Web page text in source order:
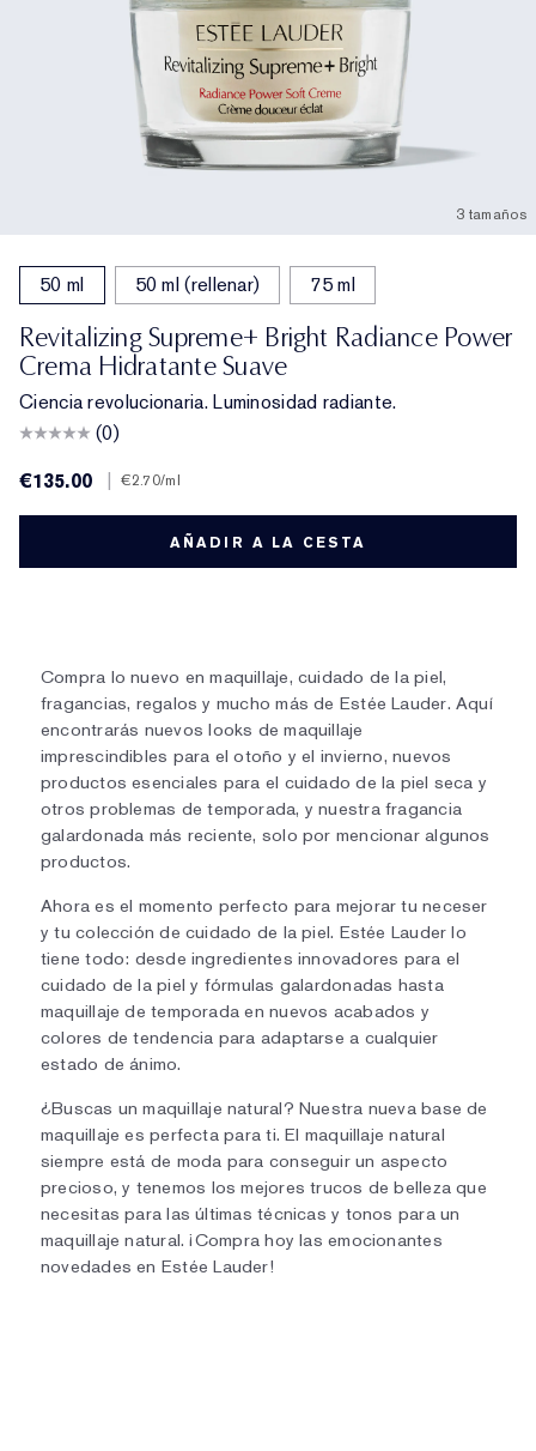
3 tamaños
50 ml 50 ml (rellenar) 75 ml
Revitalizing Supreme+ Bright Radiance Power
Crema Hidratante Suave
Ciencia revolucionaria. Luminosidad radiante.
(0)
€135.00
€2.70/ml
AÑADIR A LA CESTA
Compra lo nuevo en maquillaje, cuidado de la piel,
fragancias, regalos y mucho más de Estée Lauder. Aquí
encontrarás nuevos looks de maquillaje
imprescindibles para el otoño y el invierno, nuevos
productos esenciales para el cuidado de la piel seca y
otros problemas de temporada, y nuestra fragancia
galardonada más reciente, solo por mencionar algunos
productos.
Ahora es el momento perfecto para mejorar tu neceser
y tu colección de cuidado de la piel. Estée Lauder lo
tiene todo: desde ingredientes innovadores para el
cuidado de la piel y fórmulas galardonadas hasta
maquillaje de temporada en nuevos acabados y
colores de tendencia para adaptarse a cualquier
estado de ánimo.
¿Buscas un maquillaje natural? Nuestra nueva base de
maquillaje es perfecta para ti. El maquillaje natural
siempre está de moda para conseguir un aspecto
precioso, y tenemos los mejores trucos de belleza que
necesitas para las últimas técnicas y tonos para un
maquillaje natural. ¡Compra hoy las emocionantes
novedades en Estée Lauder!